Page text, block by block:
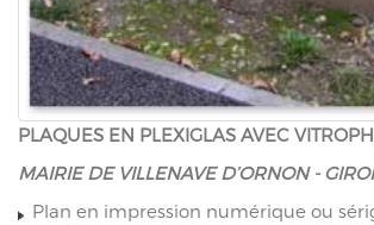
PLAQUES EN PLEXIGLAS AVEC
MAIRIE DE VILLENAVE D’ORNON -
Plan en impression numérique ou